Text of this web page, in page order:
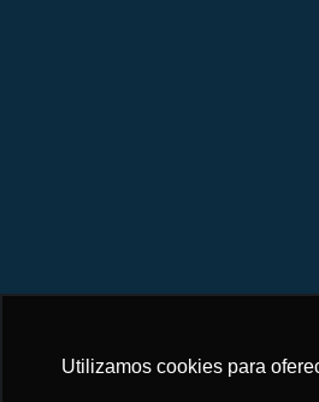
Utilizamos cookies para